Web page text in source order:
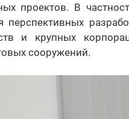
проектов. В
перспективных
и крупных
сооружений.